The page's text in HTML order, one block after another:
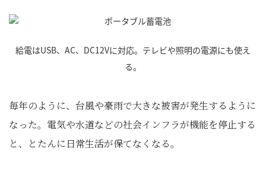
給電はUSB、AC、DC12Vに対応。テレビや照明の電源にも使え
る。
毎年のように、台風や豪雨で大きな被害が発生するように
なった。電気や水道などの社会インフラが機能を停止する
と、とたんに日常生活が保てなくなる。